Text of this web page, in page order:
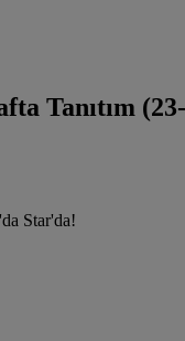
Tanıtım
Star'da!